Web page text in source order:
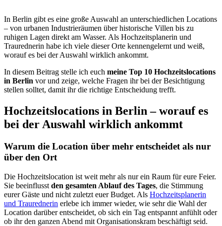
In Berlin gibt es eine große Auswahl an unterschiedlichen Locations
– von urbanen Industrieräumen über historische Villen bis zu
ruhigen Lagen direkt am Wasser. Als Hochzeitsplanerin und
Traurednerin habe ich viele dieser Orte kennengelernt und weiß,
worauf es bei der Auswahl wirklich ankommt.
In diesem Beitrag stelle ich euch meine Top 10 Hochzeitslocations
in Berlin vor und zeige, welche Fragen ihr bei der Besichtigung
stellen solltet, damit ihr die richtige Entscheidung trefft.
Hochzeitslocations in Berlin – worauf es
bei der Auswahl wirklich ankommt
Warum die Location über mehr entscheidet als nur
über den Ort
Die Hochzeitslocation ist weit mehr als nur ein Raum für eure Feier.
Sie beeinflusst den gesamten Ablauf des Tages, die Stimmung
eurer Gäste und nicht zuletzt euer Budget. Als Hochzeitsplanerin
und Traurednerin erlebe ich immer wieder, wie sehr die Wahl der
Location darüber entscheidet, ob sich ein Tag entspannt anfühlt oder
ob ihr den ganzen Abend mit Organisationskram beschäftigt seid.